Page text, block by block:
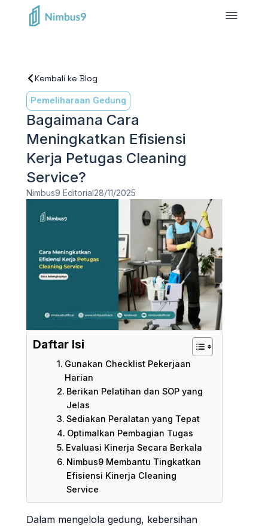
Kembali ke Blog
Pemeliharaan Gedung
Bagaimana Cara
Meningkatkan Efisiensi
Kerja Petugas Cleaning
Service?
Nimbus9 Editorial28/11/2025
Daftar Isi
Gunakan Checklist Pekerjaan
Harian
Berikan Pelatihan dan SOP yang
Jelas
Sediakan Peralatan yang Tepat
Optimalkan Pembagian Tugas
Evaluasi Kinerja Secara Berkala
Nimbus9 Membantu Tingkatkan
Efisiensi Kinerja Cleaning
Service
Dalam mengelola gedung, kebersihan